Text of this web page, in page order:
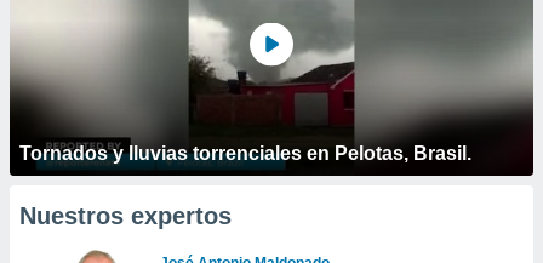
Tornados y lluvias torrenciales en Pelotas, Brasil.
Nuestros expertos